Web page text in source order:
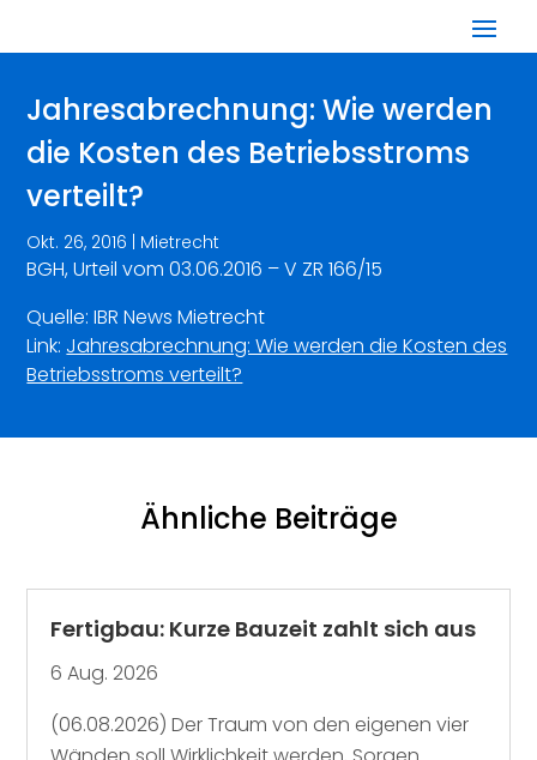
Jahresabrechnung: Wie werden
die Kosten des Betriebsstroms
verteilt?
Okt. 26, 2016 Mietrecht
BGH, Urteil vom 03.06.2016 – V ZR 166/15
Quelle: IBR News Mietrecht
Link: Jahresabrechnung: Wie werden die Kosten des
Betriebsstroms verteilt?
Ähnliche Beiträge
Fertigbau: Kurze Bauzeit zahlt sich aus
6 Aug. 2026
(06.08.2026) Der Traum von den eigenen vier